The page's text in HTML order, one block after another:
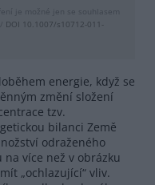
je možné jen se souhlasem
DOI 10.1007/s10712-011-
energie, když se
změní složení
tzv.
bilanci Země
odraženého
více než v obrázku
„ochlazující“ vliv.